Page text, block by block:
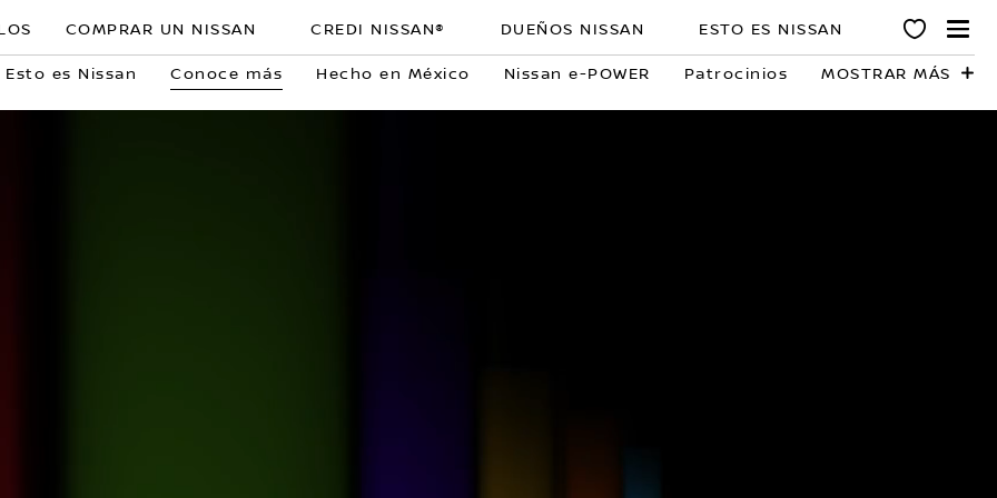
COMPRAR UN NISSAN CREDI NISSAN® DUEÑOS NISSAN ESTO ES NISSAN
Esto es Nissan Conoce más Hecho en México Nissan e-POWER Patrocinios MOSTRAR MÁS